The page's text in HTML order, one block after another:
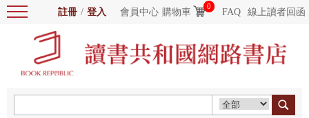
註冊 / 登入 會員中心 購物車
0
FAQ 線上讀者回函